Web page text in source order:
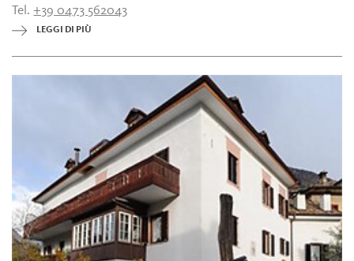
Tel.+39 0473 562043
LEGGI DI PIÙ